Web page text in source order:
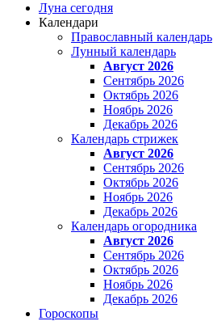
Луна сегодня
Календари
Православный календарь
Лунный календарь
Август 2026
Сентябрь 2026
Октябрь 2026
Ноябрь 2026
Декабрь 2026
Календарь стрижек
Август 2026
Сентябрь 2026
Октябрь 2026
Ноябрь 2026
Декабрь 2026
Календарь огородника
Август 2026
Сентябрь 2026
Октябрь 2026
Ноябрь 2026
Декабрь 2026
Гороскопы